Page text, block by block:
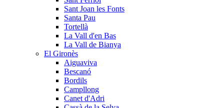
Sant Joan les Fonts
Santa Pau
Tortellà
La Vall d'en Bas
La Vall de Bianya
El Gironès
Aiguaviva
Bescanó
Bordils
Campllong
Canet d'Adri